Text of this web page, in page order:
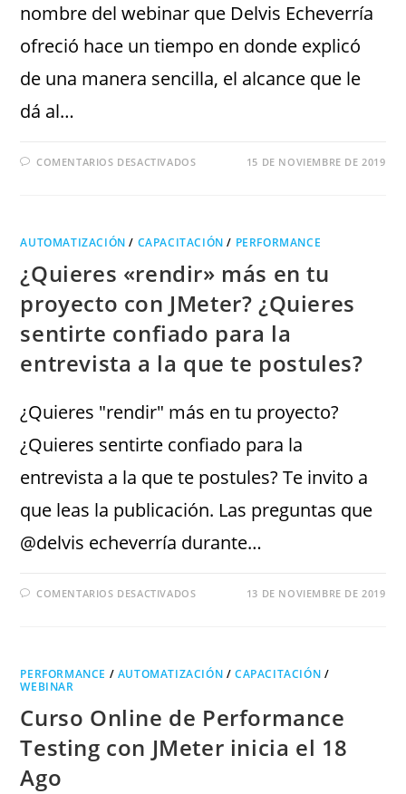
nombre del webinar que Delvis Echeverría
ofreció hace un tiempo en donde explicó
de una manera sencilla, el alcance que le
dá al…
COMENTARIOS DESACTIVADOS 15 DE NOVIEMBRE DE 2019
AUTOMATIZACIÓN / CAPACITACIÓN / PERFORMANCE
¿Quieres «rendir» más en tu
proyecto con JMeter? ¿Quieres
sentirte confiado para la
entrevista a la que te postules?
¿Quieres "rendir" más en tu proyecto?
¿Quieres sentirte confiado para la
entrevista a la que te postules? Te invito a
que leas la publicación. Las preguntas que
@delvis echeverría durante…
COMENTARIOS DESACTIVADOS 13 DE NOVIEMBRE DE 2019
PERFORMANCE / AUTOMATIZACIÓN /CAPACITACIÓN /
WEBINAR
Curso Online de Performance
Testing con JMeter inicia el 18
Ago